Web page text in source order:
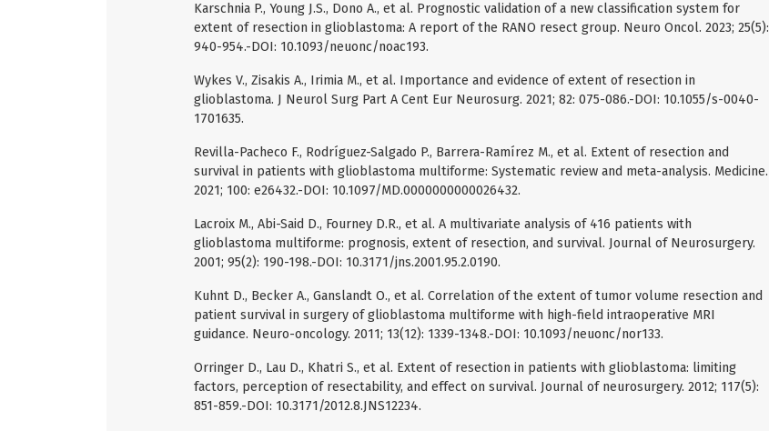
Karschnia P., Young J.S., Dono A., et al. Prognostic validation of a new classification system for
extent of resection in glioblastoma: A report of the RANO resect group. Neuro Oncol. 2023; 25(5):
940-954.-DOI: 10.1093/neuonc/noac193.
Wykes V., Zisakis A., Irimia M., et al. Importance and evidence of extent of resection in
glioblastoma. J Neurol Surg Part A Cent Eur Neurosurg. 2021; 82: 075-086.-DOI: 10.1055/s-0040-
1701635.
Revilla-Pacheco F., Rodríguez-Salgado P., Barrera-Ramírez M., et al. Extent of resection and
survival in patients with glioblastoma multiforme: Systematic review and meta-analysis. Medicine.
2021; 100: e26432.-DOI: 10.1097/MD.0000000000026432.
Lacroix M., Abi-Said D., Fourney D.R., et al. A multivariate analysis of 416 patients with
glioblastoma multiforme: prognosis, extent of resection, and survival. Journal of Neurosurgery.
2001; 95(2): 190-198.-DOI: 10.3171/jns.2001.95.2.0190.
Kuhnt D., Becker A., Ganslandt O., et al. Correlation of the extent of tumor volume resection and
patient survival in surgery of glioblastoma multiforme with high-field intraoperative MRI
guidance. Neuro-oncology. 2011; 13(12): 1339-1348.-DOI: 10.1093/neuonc/nor133.
Orringer D., Lau D., Khatri S., et al. Extent of resection in patients with glioblastoma: limiting
factors, perception of resectability, and effect on survival. Journal of neurosurgery. 2012; 117(5):
851-859.-DOI: 10.3171/2012.8.JNS12234.